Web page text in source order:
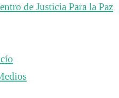
de Justicia Para la Paz